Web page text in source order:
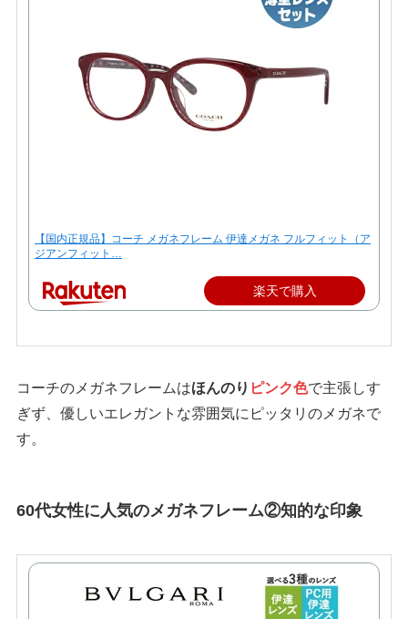
【国内正規品】コーチ メガネフレーム 伊達メガネ フルフィット（ア
ジアンフィット…
楽天で購入
コーチのメガネフレームはほんのり ピンク色で主張しす
ぎず、優しいエレガントな雰囲気にピッタリのメガネで
す。
60代女性に人気のメガネフレーム②知的な印象